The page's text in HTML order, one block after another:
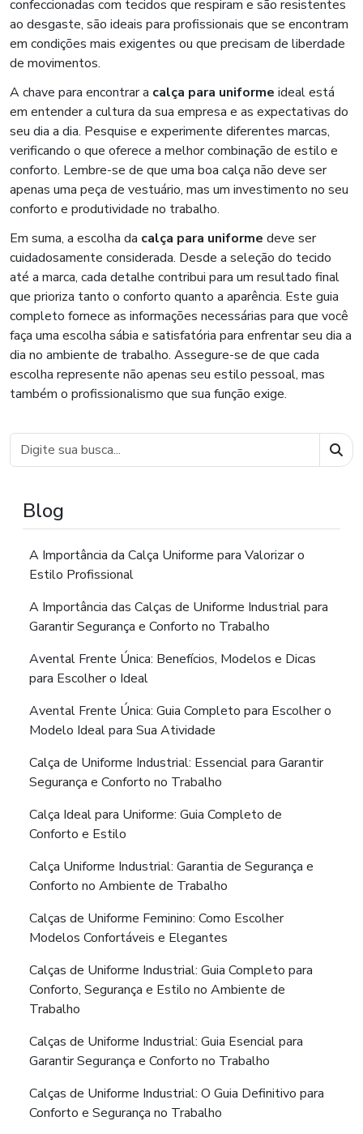
confeccionadas com tecidos que respiram e são resistentes
ao desgaste, são ideais para profissionais que se encontram
em condições mais exigentes ou que precisam de liberdade
de movimentos.
A chave para encontrar a calça para uniforme ideal está
em entender a cultura da sua empresa e as expectativas do
seu dia a dia. Pesquise e experimente diferentes marcas,
verificando o que oferece a melhor combinação de estilo e
conforto. Lembre-se de que uma boa calça não deve ser
apenas uma peça de vestuário, mas um investimento no seu
conforto e produtividade no trabalho.
Em suma, a escolha da calça para uniforme deve ser
cuidadosamente considerada. Desde a seleção do tecido
até a marca, cada detalhe contribui para um resultado final
que prioriza tanto o conforto quanto a aparência. Este guia
completo fornece as informações necessárias para que você
faça uma escolha sábia e satisfatória para enfrentar seu dia a
dia no ambiente de trabalho. Assegure-se de que cada
escolha represente não apenas seu estilo pessoal, mas
também o profissionalismo que sua função exige.
Blog
A Importância da Calça Uniforme para Valorizar o
Estilo Profissional
A Importância das Calças de Uniforme Industrial para
Garantir Segurança e Conforto no Trabalho
Avental Frente Única: Benefícios, Modelos e Dicas
para Escolher o Ideal
Avental Frente Única: Guia Completo para Escolher o
Modelo Ideal para Sua Atividade
Calça de Uniforme Industrial: Essencial para Garantir
Segurança e Conforto no Trabalho
Calça Ideal para Uniforme: Guia Completo de
Conforto e Estilo
Calça Uniforme Industrial: Garantia de Segurança e
Conforto no Ambiente de Trabalho
Calças de Uniforme Feminino: Como Escolher
Modelos Confortáveis e Elegantes
Calças de Uniforme Industrial: Guia Completo para
Conforto, Segurança e Estilo no Ambiente de
Trabalho
Calças de Uniforme Industrial: Guia Esencial para
Garantir Segurança e Conforto no Trabalho
Calças de Uniforme Industrial: O Guia Definitivo para
Conforto e Segurança no Trabalho